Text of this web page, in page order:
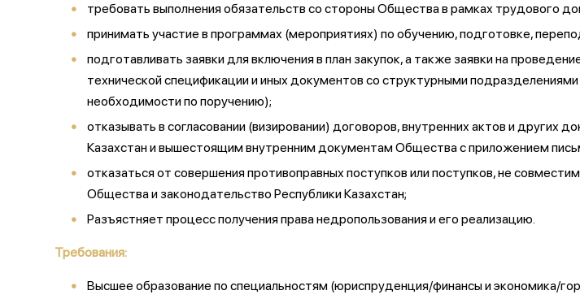
требовать выполнения обязательств со стороны Общества в рамках трудового
принимать участие в программах (мероприятиях) по обучению, подготовке,
подготавливать заявки для включения в план закупок, а также заявки на
технической спецификации и иных документов со структурными
необходимости по поручению);
отказывать в согласовании (визировании) договоров, внутренних актов и других
Казахстан и вышестоящим внутренним документам Общества с приложением
отказаться от совершения противоправных поступков или поступков, не
Общества и законодательство Республики Казахстан;
Разъястняет процесс получения права недропользования и его реализацию.
Требования:
Высшее образование по специальностям (юриспруденция/финансы и экономика/